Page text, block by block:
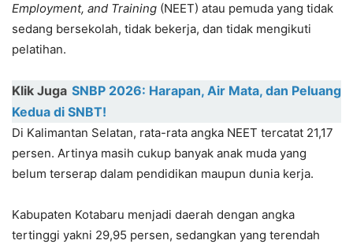
Employment, and Training (NEET) atau pemuda yang tidak
sedang bersekolah, tidak bekerja, dan tidak mengikuti
pelatihan.
Klik Juga SNBP 2026: Harapan, Air Mata, dan Peluang
Kedua di SNBT!
Di Kalimantan Selatan, rata-rata angka NEET tercatat 21,17
persen. Artinya masih cukup banyak anak muda yang
belum terserap dalam pendidikan maupun dunia kerja.
Kabupaten Kotabaru menjadi daerah dengan angka
tertinggi yakni 29,95 persen, sedangkan yang terendah